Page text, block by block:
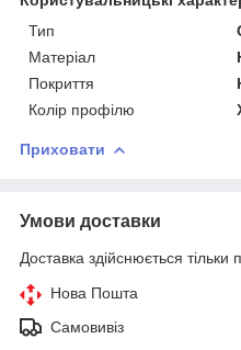
Тип
Матеріал
Покриття
Колір профілю
Приховати
Умови доставки
Доставка здійснюється тільки
Нова Пошта
Самовивіз